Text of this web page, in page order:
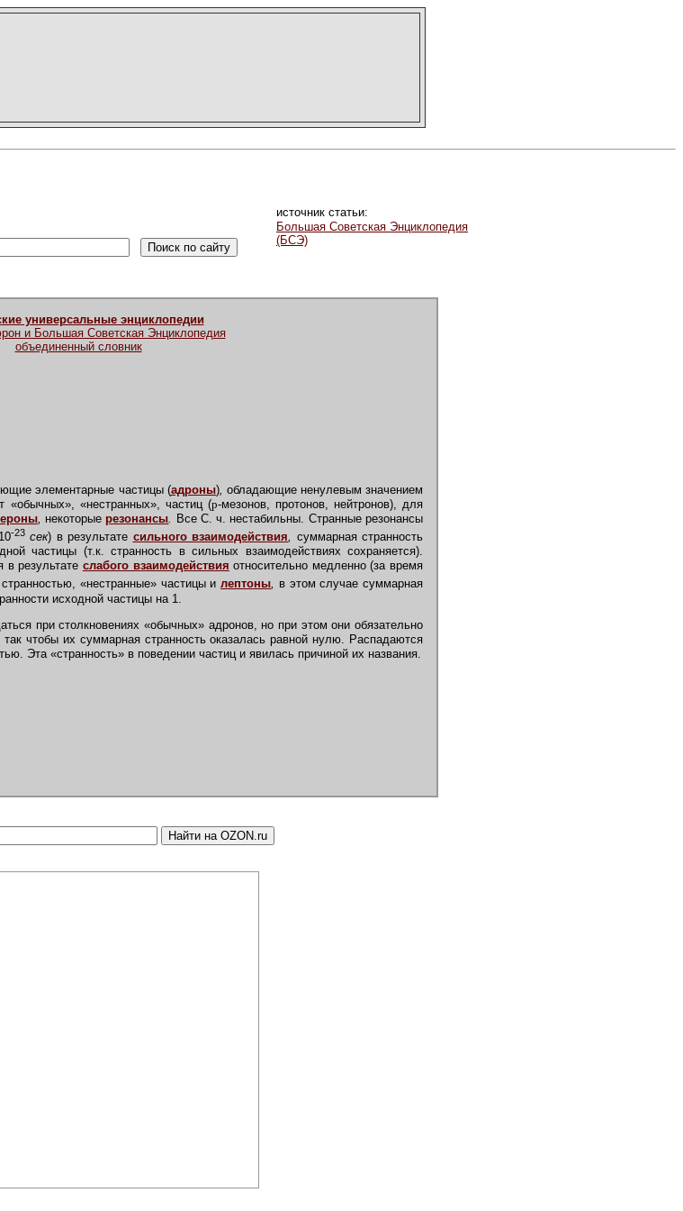
источник статьи:
Большая Советская Энциклопедия
(БСЭ)
универсальные энциклопедии
и Большая Советская Энциклопедия
объединенный словник
элементарные частицы (адроны), обладающие ненулевым значением
«обычных», «нестранных», частиц (p-мезонов, протонов, нейтронов), для
, некоторыерезонансы. Все С. ч. нестабильны. Странные резонансы
-23 сек) в результате сильного взаимодействия, суммарная странность
частицы (т.к. странность в сильных взаимодействиях сохраняется).
результате слабого взаимодействия относительно медленно (за время
«нестранные» частицы илептоны, в этом случае суммарная
исходной частицы на 1.
при столкновениях «обычных» адронов, но при этом они обязательно
чтобы их суммарная странность оказалась равной нулю. Распадаются
Эта «странность» в поведении частиц и явилась причиной их названия.